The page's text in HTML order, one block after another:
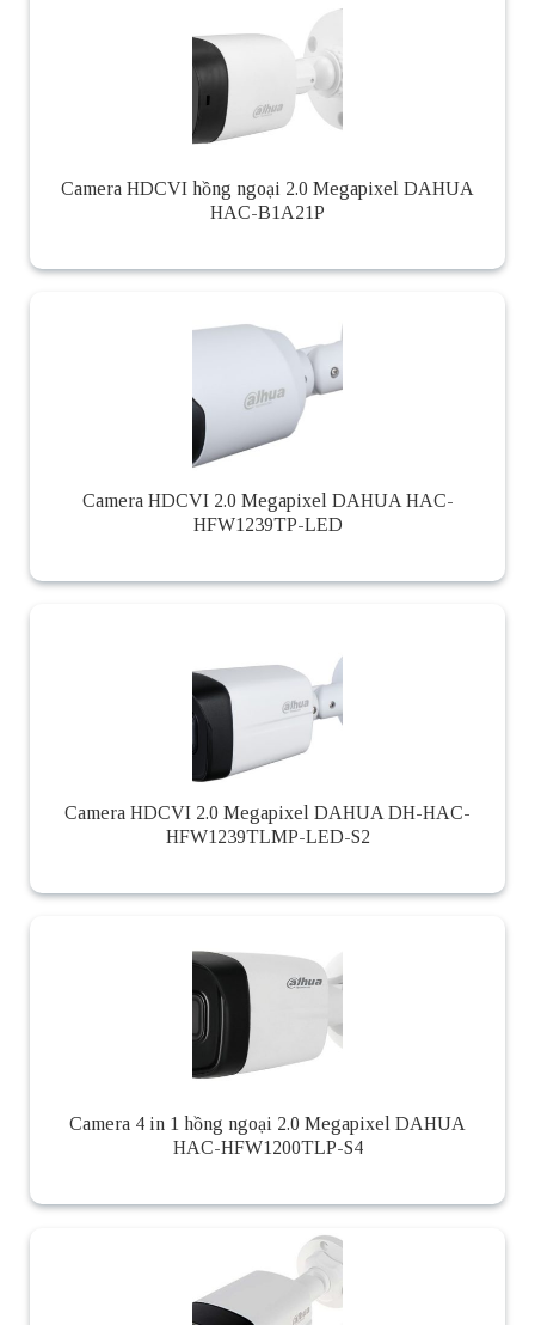
Camera HDCVI hồng ngoại 2.0 Megapixel DAHUA
HAC-B1A21P
Camera HDCVI 2.0 Megapixel DAHUA HAC-
HFW1239TP-LED
Camera HDCVI 2.0 Megapixel DAHUA DH-HAC-
HFW1239TLMP-LED-S2
Camera 4 in 1 hồng ngoại 2.0 Megapixel DAHUA
HAC-HFW1200TLP-S4